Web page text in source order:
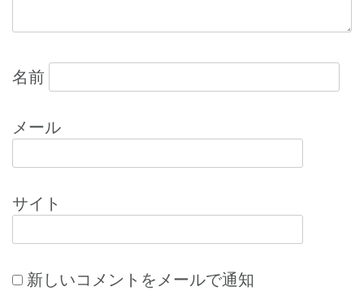
名前
メール
サイト
新しいコメントをメールで通知